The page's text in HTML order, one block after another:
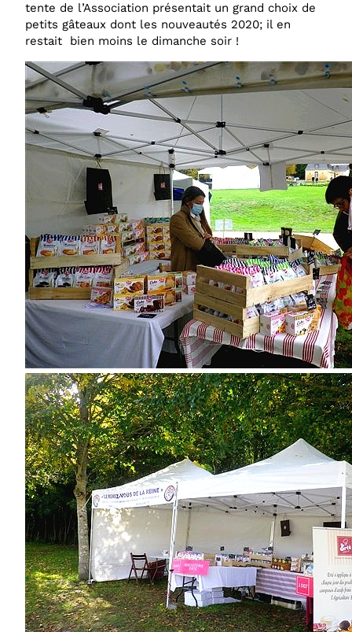
tente de l’Association présentait un grand choix de
petits gâteaux dont les nouveautés 2020; il en
restait bien moins le dimanche soir !